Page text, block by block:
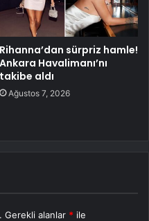
Rihanna’dan sürpriz hamle!
Ankara Havalimanı’nı
takibe aldı
Ağustos 7, 2026
Gerekli alanlar * ile